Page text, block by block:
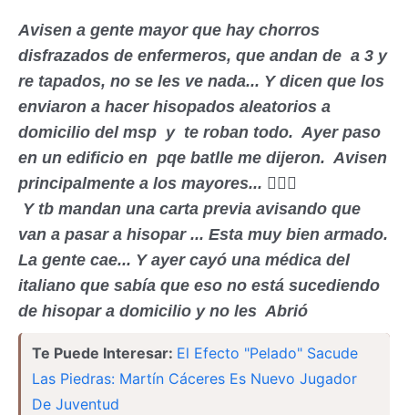
Avisen a gente mayor que hay chorros
disfrazados de enfermeros, que andan de a 3 y
re tapados, no se les ve nada... Y dicen que los
enviaron a hacer hisopados aleatorios a
domicilio del msp y te roban todo. Ayer paso
en un edificio en pqe batlle me dijeron. Avisen
principalmente a los mayores... 🤦🏻‍♀️
Y tb mandan una carta previa avisando que
van a pasar a hisopar ... Esta muy bien armado.
La gente cae... Y ayer cayó una médica del
italiano que sabía que eso no está sucediendo
de hisopar a domicilio y no les Abrió
Te Puede Interesar: El Efecto "Pelado" Sacude
Las Piedras: Martín Cáceres Es Nuevo Jugador
De Juventud